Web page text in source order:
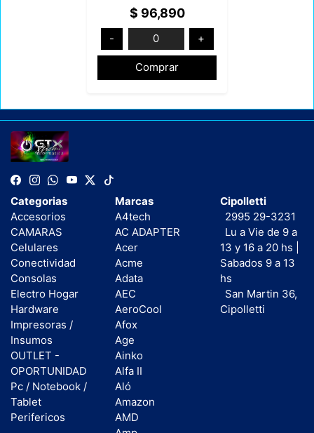
HX-MPFU-M
$ 96,890
- 0 +
Comprar
Categorias
Accesorios
CAMARAS
Celulares
Conectividad
Consolas
Electro Hogar
Hardware
Impresoras /
Insumos
OUTLET -
OPORTUNIDAD
Pc / Notebook /
Tablet
Perifericos
Marcas
A4tech
AC ADAPTER
Acer
Acme
Adata
AEC
AeroCool
Afox
Age
Ainko
Alfa II
Aló
Amazon
AMD
Cipolletti
2995 29-3231
Lu a Vie de 9 a
13 y 16 a 20 hs |
Sabados 9 a 13
hs
San Martin 36,
Cipolletti